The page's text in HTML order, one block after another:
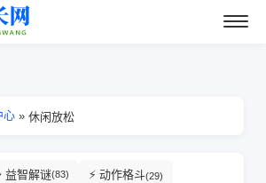
心 » 休闲放松
益智解谜(83) ⚡ 动作格斗(29)